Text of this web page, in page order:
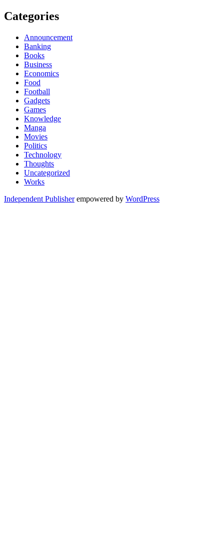
Categories
Announcement
Banking
Books
Business
Economics
Food
Football
Gadgets
Games
Knowledge
Manga
Movies
Politics
Technology
Thoughts
Uncategorized
Works
Independent Publisherempowered by WordPress